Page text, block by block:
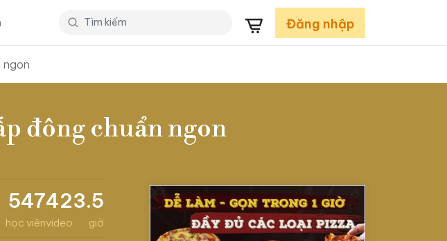
Đăng nhập
ngon
đông chuẩn ngon
547
học viên
42
video
3.5
giờ